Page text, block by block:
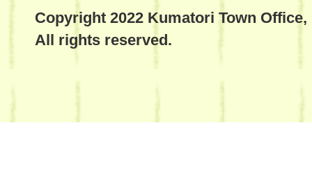
Copyright 2022 Kumatori Town Office,
All rights reserved.